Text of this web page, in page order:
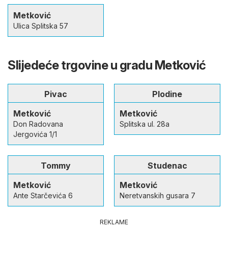
Metković
Ulica Splitska 57
Slijedeće trgovine u gradu Metković
Pivac
Metković
Don Radovana
Jergovića 1/1
Plodine
Metković
Splitska ul. 28a
Tommy
Metković
Ante Starčevića 6
Studenac
Metković
Neretvanskih gusara 7
REKLAME